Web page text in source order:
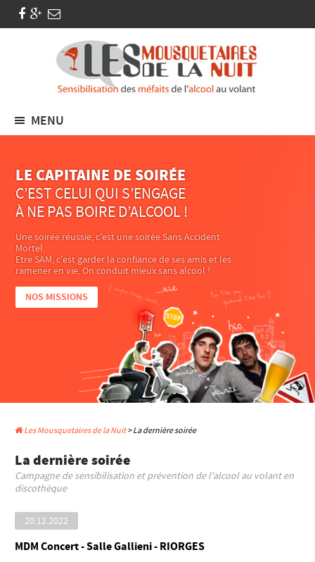
MENU
LE CAPITAINE DE SOIRÉE
C’EST CELUI QUI S’ENGAGE
À NE PAS BOIRE D’ALCOOL !
Une soirée réussie, c'est une soirée Sans Accident
Mortel.
Etre SAM, c'est garder la confiance de ses amis et les
ramener en vie. On conduit mieux sans alcool !
NOS MISSIONS
Les Mousquetaires de la Nuit> La dernière soirée
La dernière soirée
Campagne de sensibilisation et prévention de l'alcool au volant en
discothèque
20.12.2022
MDM Concert - Salle Gallieni - RIORGES